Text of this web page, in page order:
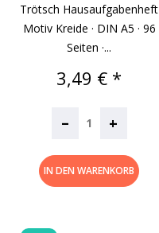
Trötsch Hausaufgabenheft
Motiv Kreide · DIN A5 · 96
Seiten ·...
Preis
3,49 € *
– +
IN DEN WARENKORB